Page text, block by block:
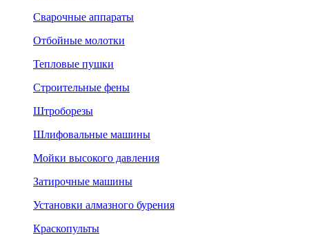
Сварочные аппараты
Отбойные молотки
Тепловые пушки
Строительные фены
Штроборезы
Шлифовальные машины
Мойки высокого давления
Затирочные машины
Установки алмазного бурения
Краскопульты